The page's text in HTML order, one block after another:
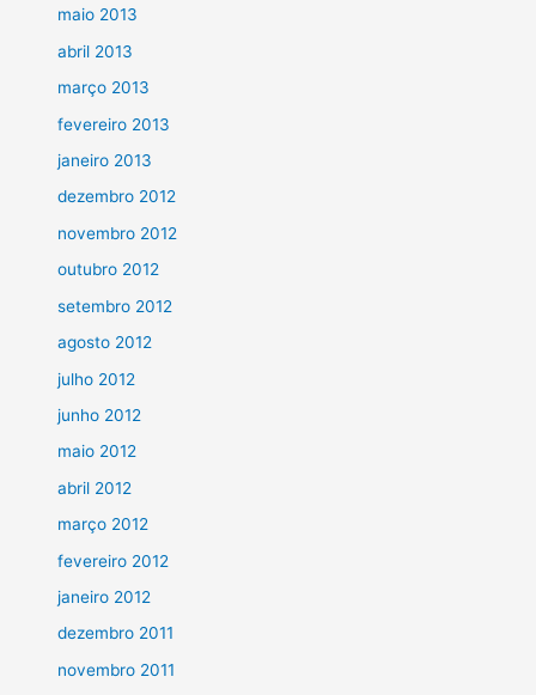
maio 2013
abril 2013
março 2013
fevereiro 2013
janeiro 2013
dezembro 2012
novembro 2012
outubro 2012
setembro 2012
agosto 2012
julho 2012
junho 2012
maio 2012
abril 2012
março 2012
fevereiro 2012
janeiro 2012
dezembro 2011
novembro 2011